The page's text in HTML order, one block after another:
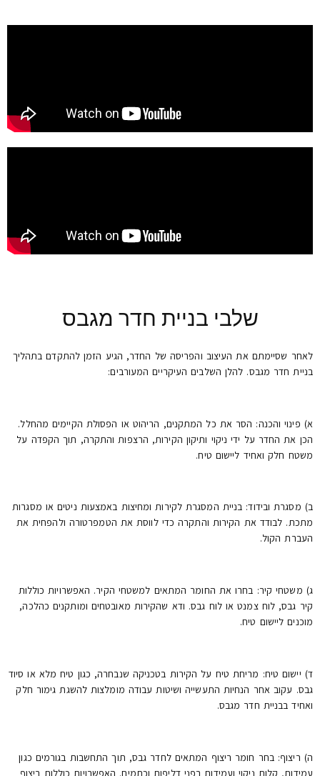
שלבי בניית חדר מגבס
לאחר שסיימתם את העיצוב והפריסה של החדר, הגיע הזמן להתקדם בתהליך
בניית חדר מגבס. להלן השלבים העיקריים המעורבים:
א) פינוי והכנה: הסר את כל המתקנים, הריהוט או הפסולת הקיימים מהחלל.
הכן את החדר על ידי ניקוי ותיקון הקירות, הרצפות והתקרה, תוך הקפדה על
משטח חלק ואחיד ליישום טיח.
ב) מסגרת ובידוד: בניית המסגרת לקירות ומחיצות באמצעות ניטים או מסגרות
מתכת. לבודד את הקירות והתקרה כדי לווסת את הטמפרטורה ולהפחית את
העברת הקול.
ג) משטחי קיר: בחרו את החומר המתאים למשטחי הקיר. האפשרויות כוללות
קיר גבס, לוח צמנט או לוח גבס. ודא שהקירות מאובטחים ומותקנים כהלכה,
מוכנים ליישום טיח.
ד) יישום טיח: מריחת טיח על הקירות בטכניקה שנבחרה, כגון טיח מלא או סיוד
גבס. עקוב אחר הנחיות התעשייה ושיטות עבודה מומלצות להשגת גימור חלק
ואחיד בבניית חדר מגבס.
ה) ריצוף: בחר חומר ריצוף המתאים לחדר גבס, תוך התחשבות בגורמים כגון
עמידות, קלות ניקוי ועמידות בפני דליפות וכתמים. האפשרויות כוללות ריצוף